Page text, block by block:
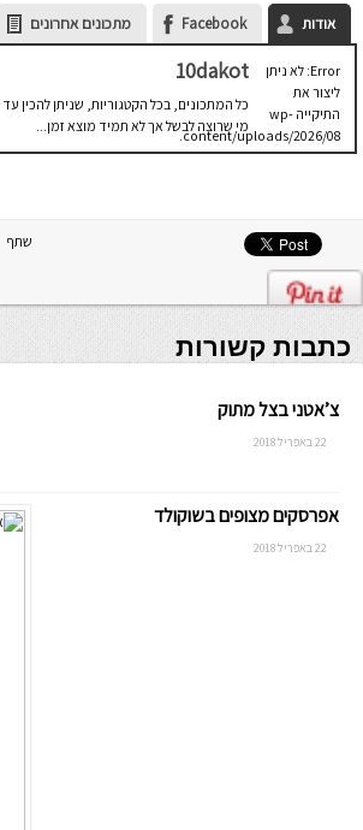
אודות Facebook מתכונים אחרונים
Error: לא ניתן
ליצור את
התיקייה wp-
content/uploads/2026/08.
יש לבדוק
10dakot
מי שרוצה לבשל אך לא תמיד מוצא זמן...
שתף
כתבות קשורות
צ’אטני בצל מתוק
22 באפריל 2018
אפרסקים מצופים בשוקולד
22 באפריל 2018